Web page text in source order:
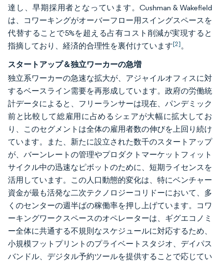
達し、早期採用者となっています。Cushman & Wakefield
は、コワーキングがオーバーフロー用スイングスペースを
代替することで5%を超える占有コスト削減が実現すると
指摘しており、経済的合理性を裏付けています[2]。
スタートアップ＆独立ワーカーの急増
独立系ワーカーの急速な拡大が、アジャイルオフィスに対
するベースライン需要を再形成しています。政府の労働統
計データによると、フリーランサーは現在、パンデミック
前と比較して総雇用に占めるシェアが大幅に拡大してお
り、このセグメントは全体の雇用者数の伸びを上回り続け
ています。また、新たに設立された数千のスタートアップ
が、バーンレートの管理やプロダクトマーケットフィット
サイクル中の迅速なピボットのために、短期ライセンスを
活用しています。この人口動態的変化は、特にベンチャー
資金が最も活発な二次テクノロジーコリドーにおいて、多
くのセンターの週半ばの稼働率を押し上げています。コワ
ーキングワークスペースのオペレーターは、ギグエコノミ
ー全体に共通する不規則なスケジュールに対応するため、
小規模フットプリントのプライベートスタジオ、デイパス
バンドル、デジタル予約ツールを提供することで応じてい